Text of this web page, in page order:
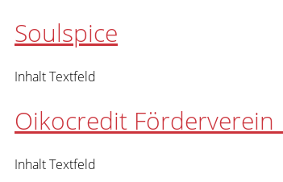
Soulspice
Inhalt Textfeld
Oikocredit Förderverein
Inhalt Textfeld